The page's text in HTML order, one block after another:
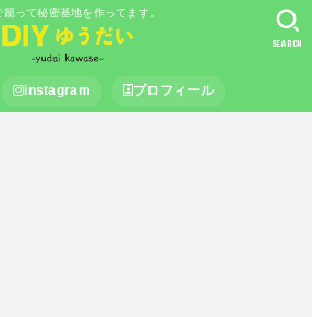
籠って秘密基地を作ってます。
instagram プロフィール
SEARCH